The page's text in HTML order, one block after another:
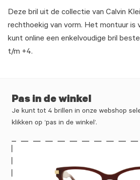
Deze bril uit de collectie van Calvin
rechthoekig van vorm. Het montuur is
kunt online een enkelvoudige bril
t/m +4.
Pas in de winkel
Je kunt tot 4 brillen in onze webshop
klikken op ‘pas in de winkel’.